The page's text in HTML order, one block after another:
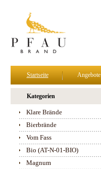
Startseite Angebote
Kategorien
Klare Brände
Bierbrände
Vom Fass
Bio (AT-N-01-BIO)
Magnum